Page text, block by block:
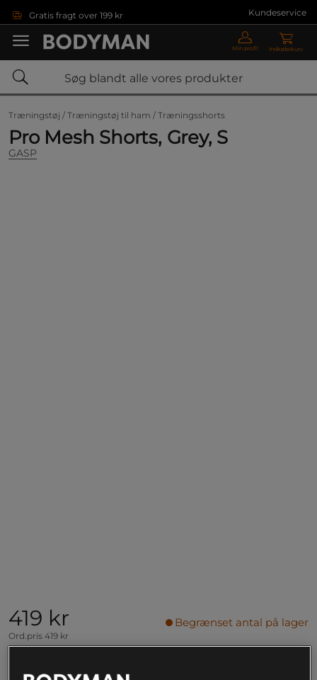
Gratis fragt over 199 kr Kundeservice
Min profil Indkøbskurv
Træningstøj / Træningstøj til ham / Træningsshorts
Pro Mesh Shorts, Grey, S
GASP
419 kr
Ord.pris 419 kr
Begrænset antal på lager